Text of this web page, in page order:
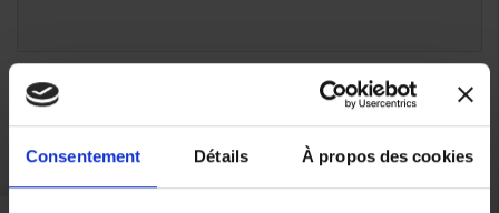
Consentement Détails À propos des cookies
Retour en haut 